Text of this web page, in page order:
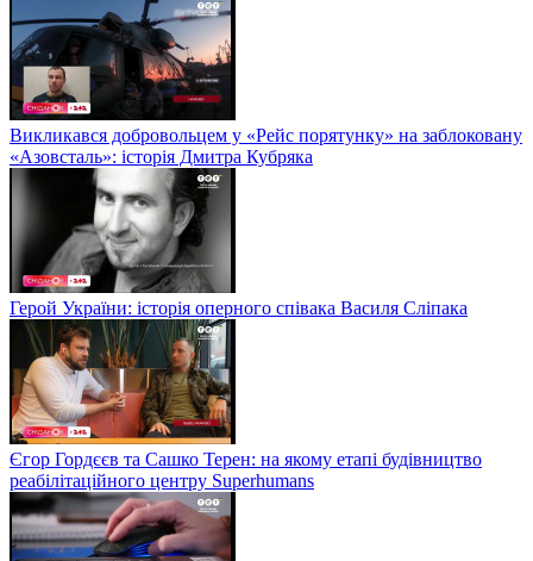
Викликався добровольцем у «Рейс порятунку» на заблоковану
«Азовсталь»: історія Дмитра Кубряка
Герой України: історія оперного співака Василя Сліпака
Єгор Гордєєв та Сашко Терен: на якому етапі будівництво
реабілітаційного центру Superhumans